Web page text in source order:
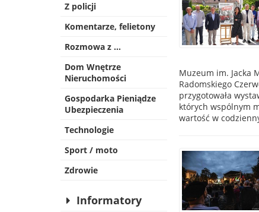
Z policji
Komentarze, felietony
Rozmowa z …
Dom Wnętrze
Nieruchomości
Gospodarka Pieniądze
Ubezpieczenia
Technologie
Sport / moto
Zdrowie
Informatory
Muzeum im. Jacka
Radomskiego
przygotowała
których wspólnym
wartość w